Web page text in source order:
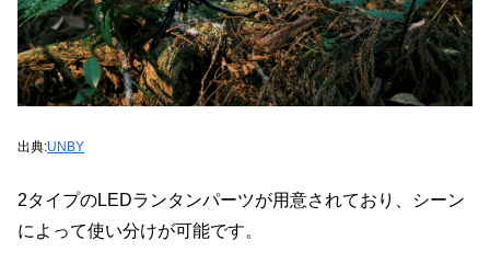
出典:UNBY
2タイプのLEDランタンパーツが用意されており、シーン
によって使い分けが可能です。